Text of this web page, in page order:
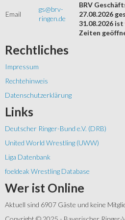
Email
gs@brv-
ringen.de
BRV
27.08.2026
31.08.2026
Zeiten
Rechtliches
Impressum
Rechtehinweis
Datenschutzerklärung
Links
Deutscher Ringer-Bund e.V. (DRB)
United World Wrestling (UWW)
Liga Datenbank
foeldeak Wrestling Database
Wer ist Online
Aktuell sind 6907 Gäste und keine